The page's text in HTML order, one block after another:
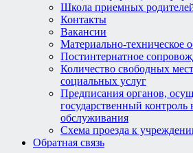
Школа приемных
Контакты
Вакансии
Материально-техническое
Постинтернатное
Количество свободных
социальных услуг
Предписания органов,
государственный контроль
обслуживания
Схема проезда к
Обратная связь